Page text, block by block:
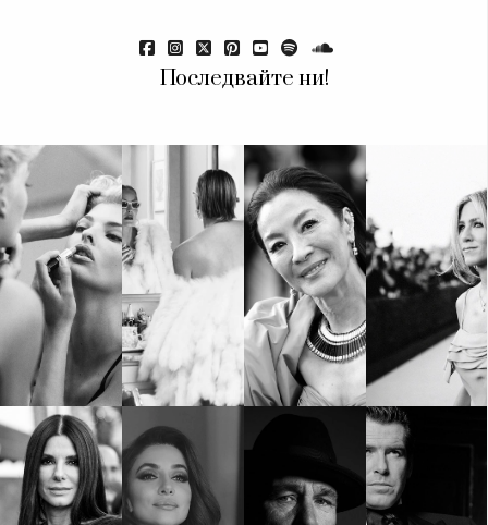
Последвайте ни!
КАТЕГОРИИ
Wine&Dine
Подкасти
Мода
Dialogue
Изкуство
Красота
Цветно
Гурме
Пътувай
Wellness
ЗА НАС
Условия за
ползване
За нас
Реклама
Политика за
ModerenDom